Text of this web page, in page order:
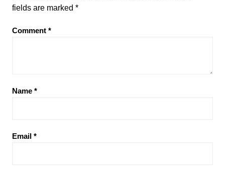
fields are marked *
Comment *
Name *
Email *